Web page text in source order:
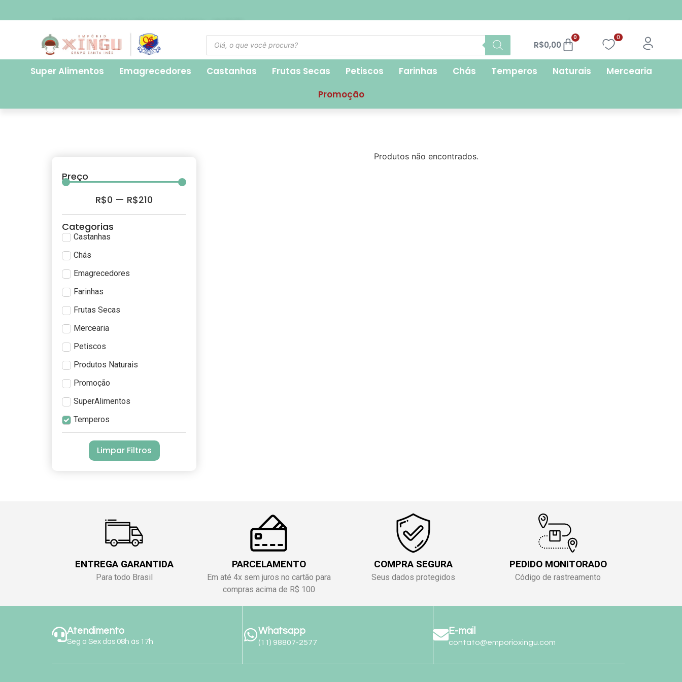
R$0,00
0 0
Super Alimentos Emagrecedores Castanhas Frutas Secas Petiscos Farinhas Chás Temperos Naturais
Mercearia
Promoção
Preço
R$0 — R$210
Categorias
Castanhas
Chás
Emagrecedores
Farinhas
Frutas Secas
Mercearia
Petiscos
Produtos Naturais
Promoção
SuperAlimentos
Temperos
Limpar Filtros
Produtos não encontrados.
ENTREGA GARANTIDA
Para todo Brasil
PARCELAMENTO
Em até 4x sem juros no cartão para
compras acima de R$ 100
COMPRA SEGURA
Seus dados protegidos
PEDIDO MONITORADO
Código de rastreamento
Atendimento
Seg a Sex das 08h às 17h
Whatsapp
(11) 98807-2577
E-mail
contato@emporioxingu.com